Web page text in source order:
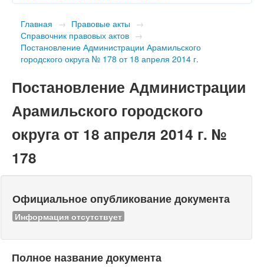
Главная → Правовые акты →
Справочник правовых актов →
Постановление Администрации Арамильского
городского округа № 178 от 18 апреля 2014 г.
Постановление Администрации
Арамильского городского
округа от 18 апреля 2014 г. №
178
Официальное опубликование документа
Информация отсутствует
Полное название документа